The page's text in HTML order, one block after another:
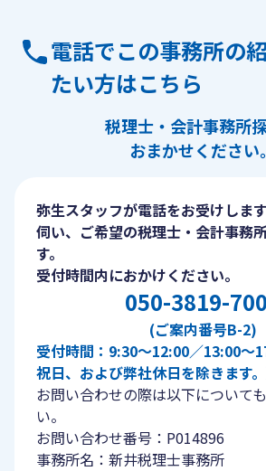
電話でこの事務所の
たい方はこちら
税理士・会計事務所
おまかせください。
弥生スタッフが電話をお受けしま
伺い、ご希望の税理士・会計事務
す。
受付時間内におかけください。
050-3819-
(ご案内番号B-2)
受付時間：9:30〜12:00／13:00〜
祝日、および弊社休日を除きます。
お問い合わせの際は以下について
い。
お問い合わせ番号：P014896
事務所名：新井税理士事務所